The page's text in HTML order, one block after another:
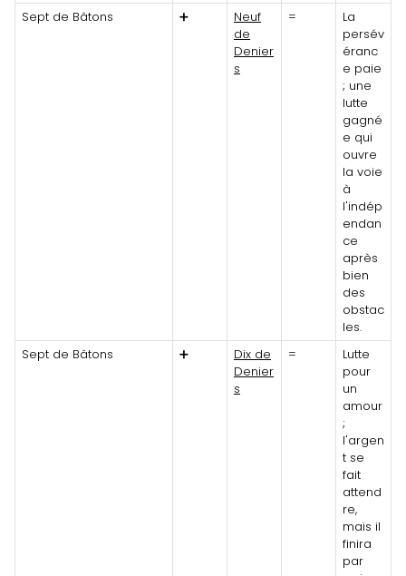
Sept de Bâtons
➕
Neuf
de
Denier
s
=
La
persév
éranc
e paie
; une
lutte
gagné
e qui
ouvre
la voie
à
l'indép
endan
ce
après
bien
des
obstac
les.
Sept de Bâtons
➕
Dix de
Denier
s
=
Lutte
pour
un
amour
;
l'argen
t se
fait
attend
re,
mais il
finira
par